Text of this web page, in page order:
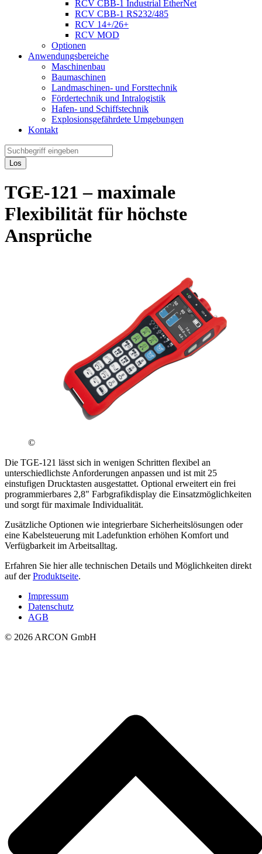
RCV CBB-1 Industrial EtherNet
RCV CBB-1 RS232/485
RCV 14+/26+
RCV MOD
Optionen
Anwendungsbereiche
Maschinenbau
Baumaschinen
Landmaschinen- und Forsttechnik
Fördertechnik und Intralogistik
Hafen- und Schiffstechnik
Explosionsgefährdete Umgebungen
Kontakt
Los
TGE-121 – maximale
Flexibilität für höchste
Ansprüche
©
Die TGE-121 lässt sich in wenigen Schritten flexibel an
unterschiedlichste Anforderungen anpassen und ist mit 25
einstufigen Drucktasten ausgestattet. Optional erweitert ein frei
programmierbares 2,8" Farbgrafikdisplay die Einsatzmöglichkeiten
und sorgt für maximale Individualität.
Zusätzliche Optionen wie integrierbare Sicherheitslösungen oder
eine Kabelsteuerung mit Ladefunktion erhöhen Komfort und
Verfügbarkeit im Arbeitsalltag.
Erfahren Sie hier alle technischen Details und Möglichkeiten direkt
auf derProduktseite.
Impressum
Datenschutz
AGB
© 2026 ARCON GmbH